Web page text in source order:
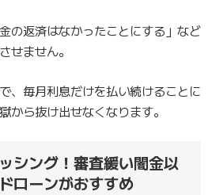
の返済はなかったことにする」など
せません。
、毎月利息だけを払い続けることに
から抜け出せなくなります。
シング！審査緩い闇金以
ローンがおすすめ